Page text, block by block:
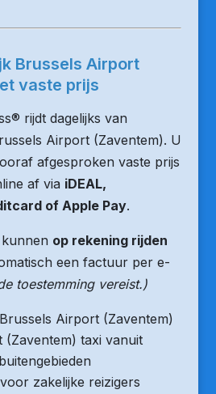
Brussels Airport
vaste prijs
rijdt dagelijks van
Airport (Zaventem). U
afgesproken vaste prijs
af via iDEAL,
of Apple Pay.
op rekening rijden
een factuur per e-
toestemming vereist.)
Airport (Zaventem)
(Zaventem) taxi vanuit
zakelijke reizigers